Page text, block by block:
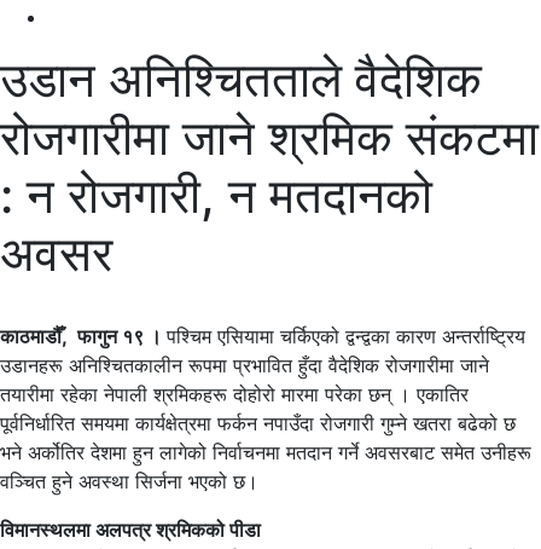
उडान अनिश्चितताले वैदेशिक
रोजगारीमा जाने श्रमिक संकटमा
: न रोजगारी, न मतदानको
अवसर
काठमाडौँ, फागुन १९ ।पश्चिम एसियामा चर्किएको द्वन्द्वका कारण अन्तर्राष्ट्रिय
उडानहरू अनिश्चितकालीन रूपमा प्रभावित हुँदा वैदेशिक रोजगारीमा जाने
तयारीमा रहेका नेपाली श्रमिकहरू दोहोरो मारमा परेका छन् । एकातिर
पूर्वनिर्धारित समयमा कार्यक्षेत्रमा फर्कन नपाउँदा रोजगारी गुम्ने खतरा बढेको छ
भने अर्कोतिर देशमा हुन लागेको निर्वाचनमा मतदान गर्ने अवसरबाट समेत उनीहरू
वञ्चित हुने अवस्था सिर्जना भएको छ।
विमानस्थलमा अलपत्र श्रमिकको पीडा